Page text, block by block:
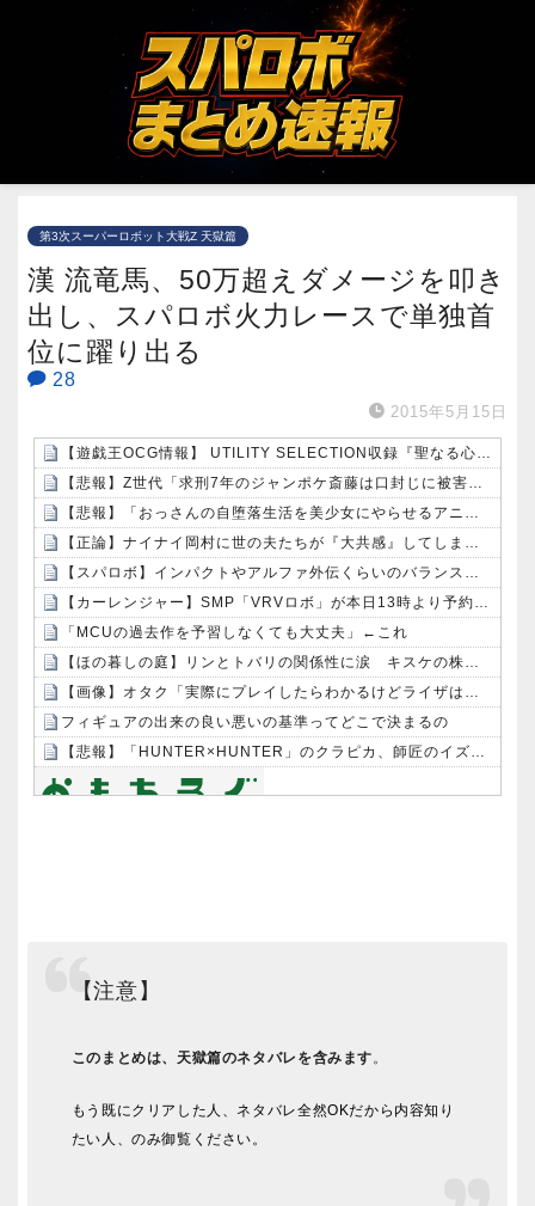
第3次スーパーロボット大戦Z 天獄篇
漢 流竜馬、50万超えダメージを叩き
出し、スパロボ火力レースで単独首
位に躍り出る
28
2015年5月15日
【遊戯王OCG情報】 UTILITY SELECTION収録『聖なる心のバリア －マインドフォース－』実物画像
【悲報】Z世代「求刑7年のジャンポケ斎藤は口封じに被害者殺した方が量刑軽かっただろ」←1万いいね
【悲報】「おっさんの自堕落生活を美少女にやらせるアニメ」、増えすぎてフェミにバレるｗｗｗｗ
【正論】ナイナイ岡村に世の夫たちが『大共感』してしまうｗｗｗｗｗｗｗｗ
【スパロボ】インパクトやアルファ外伝くらいのバランス求む！！ → インパクトも最終的にはコアブースターで雑魚は一撃で倒せてたけどね
【カーレンジャー】SMP「VRVロボ」が本日13時より予約受付開始！！プレミアムバンダイ限定で登場！！
「MCUの過去作を予習しなくても大丈夫」←これ
【ほの暮しの庭】リンとトバリの関係性に涙 キスケの株も急上昇
【画像】オタク「実際にプレイしたらわかるけどライザは友達って感じで性的な目では見れないｗ」←これｗｗｗｗ：26/08/06のニュース
フィギュアの出来の良い悪いの基準ってどこで決まるの
【悲報】「HUNTER×HUNTER」のクラピカ、師匠のイズナビに対する態度が本当に酷い！！
【注意】
このまとめは、天獄篇のネタバレを含みます。
もう既にクリアした人、ネタバレ全然OKだから内容知り
たい人、のみ御覧ください。